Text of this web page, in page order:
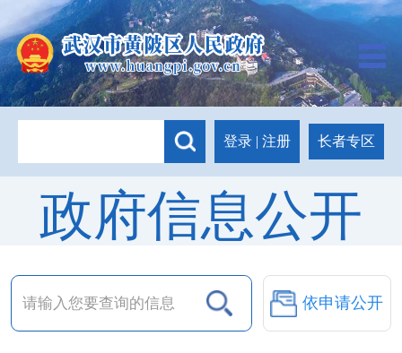
登录 | 注册 长者专区
政府信息公开
依申请公开